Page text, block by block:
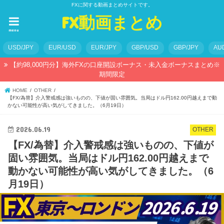
FXに関する動画まとめサイトです。
FX動画まとめ
menu
USD/JPY EUR/USD EUR/JPY GBP/USD GBP/JPY
【約98,000円分】海外FXの口座開設ボーナス・未入金ボーナスまとめ※
期間限定
HOME
OTHER
【FX/為替】介入警戒感は強いものの、下値が固い雰囲気。当局はドル円162.00円越えまで動
かない可能性が高い気がしてきました。（6月19日）
OTHER
2026.06.19
【FX/為替】介入警戒感は強いものの、下値が
固い雰囲気。当局はドル円162.00円越えまで
動かない可能性が高い気がしてきました。（6
月19日）